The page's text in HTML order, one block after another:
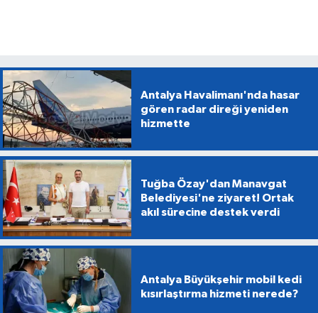
Antalya Havalimanı'nda hasar
gören radar direği yeniden
hizmette
Tuğba Özay'dan Manavgat
Belediyesi'ne ziyaret! Ortak
akıl sürecine destek verdi
Antalya Büyükşehir mobil kedi
kısırlaştırma hizmeti nerede?